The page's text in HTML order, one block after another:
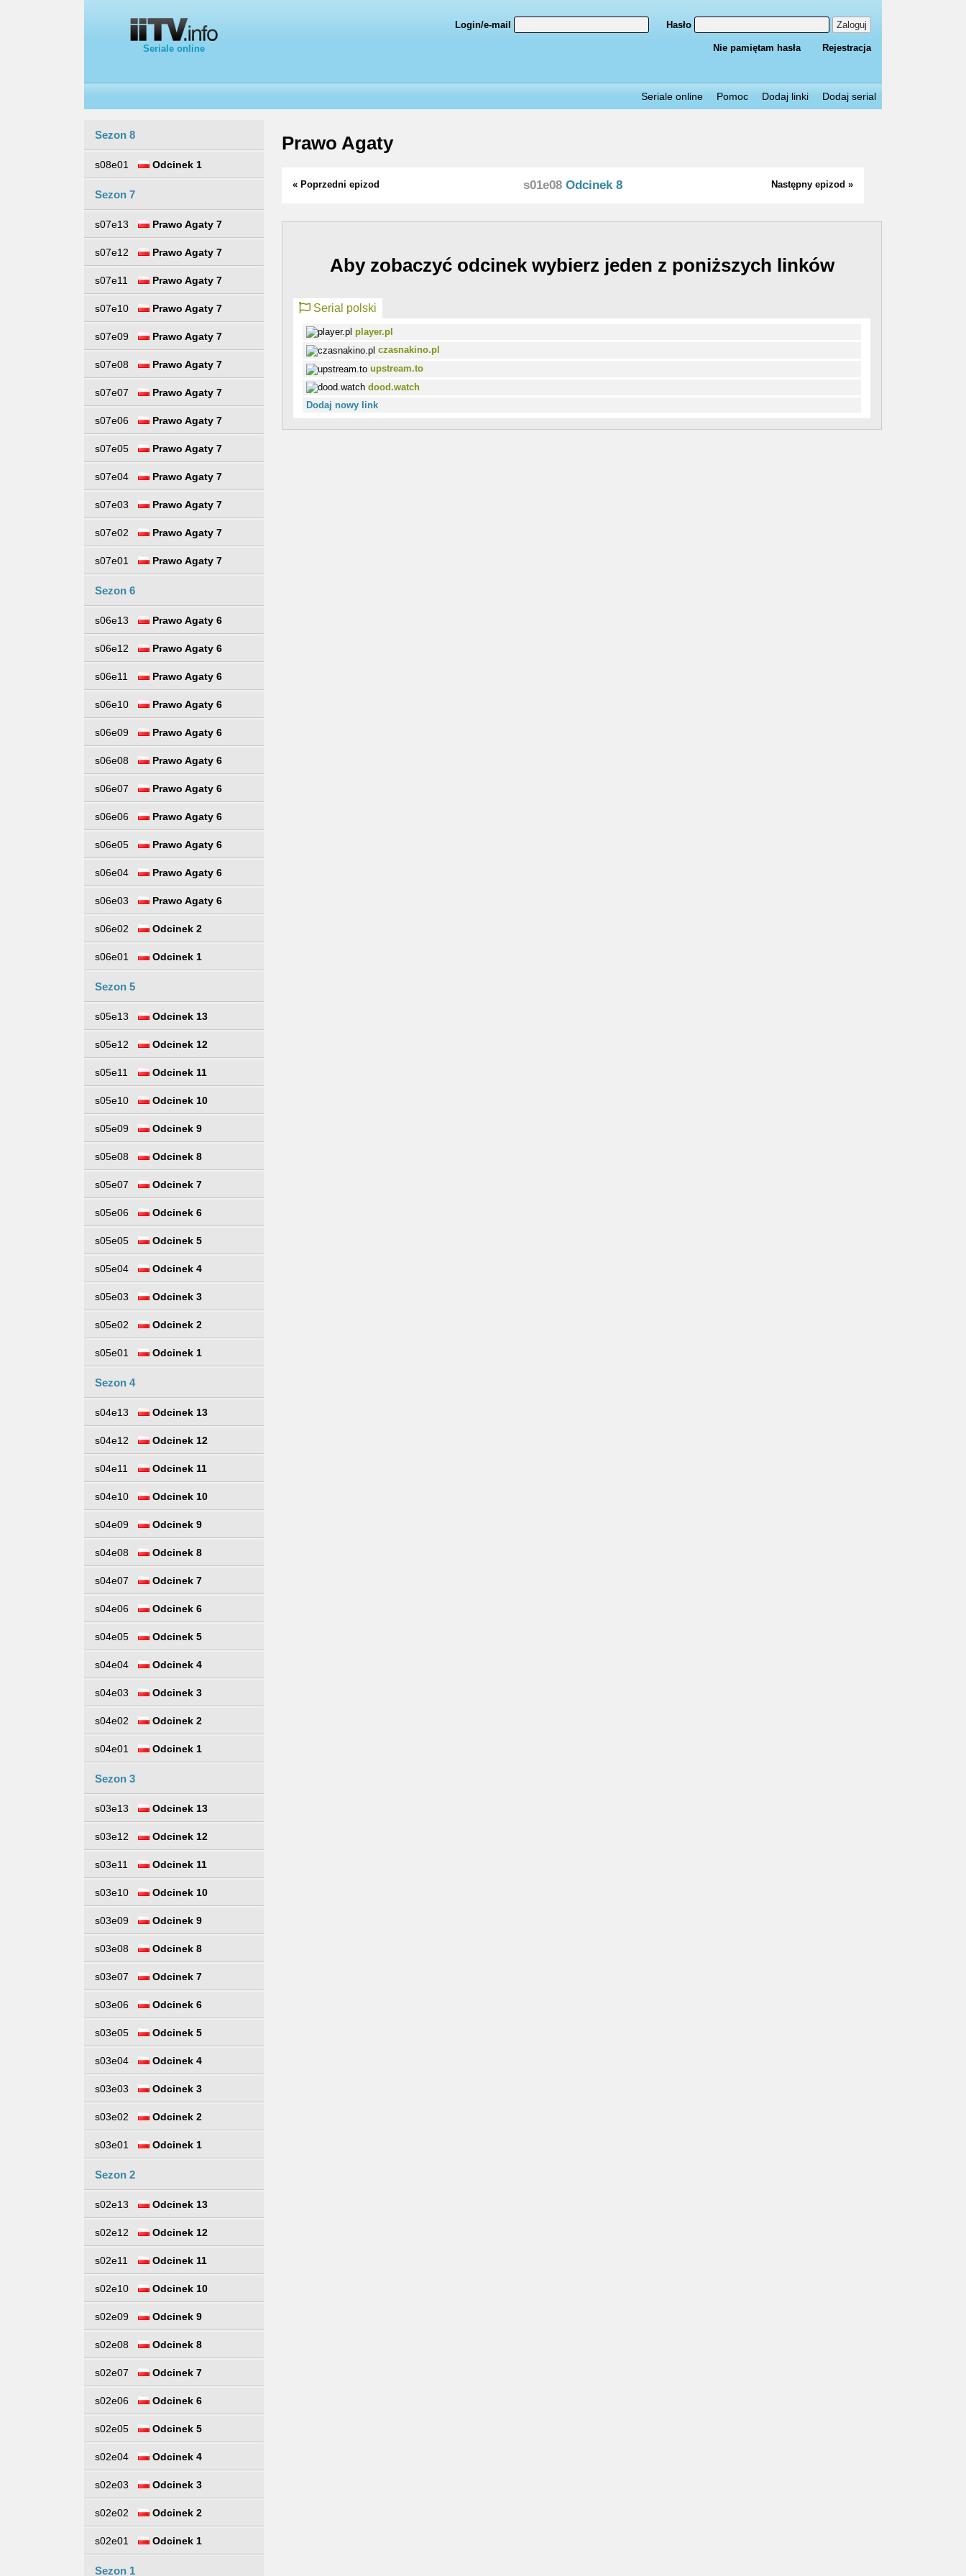
Seriale online
Login/e-mail Hasło Zaloguj
Nie pamiętam hasła Rejestracja
Seriale online Pomoc Dodaj linki Dodaj serial
Sezon 8
s08e01 Odcinek 1
Sezon 7
s07e13 Prawo Agaty 7
s07e12 Prawo Agaty 7
s07e11 Prawo Agaty 7
s07e10 Prawo Agaty 7
s07e09 Prawo Agaty 7
s07e08 Prawo Agaty 7
s07e07 Prawo Agaty 7
s07e06 Prawo Agaty 7
s07e05 Prawo Agaty 7
s07e04 Prawo Agaty 7
s07e03 Prawo Agaty 7
s07e02 Prawo Agaty 7
s07e01 Prawo Agaty 7
Sezon 6
s06e13 Prawo Agaty 6
s06e12 Prawo Agaty 6
s06e11 Prawo Agaty 6
s06e10 Prawo Agaty 6
s06e09 Prawo Agaty 6
s06e08 Prawo Agaty 6
s06e07 Prawo Agaty 6
s06e06 Prawo Agaty 6
s06e05 Prawo Agaty 6
s06e04 Prawo Agaty 6
s06e03 Prawo Agaty 6
s06e02 Odcinek 2
s06e01 Odcinek 1
Sezon 5
s05e13 Odcinek 13
s05e12 Odcinek 12
s05e11 Odcinek 11
s05e10 Odcinek 10
s05e09 Odcinek 9
s05e08 Odcinek 8
s05e07 Odcinek 7
s05e06 Odcinek 6
s05e05 Odcinek 5
s05e04 Odcinek 4
s05e03 Odcinek 3
s05e02 Odcinek 2
s05e01 Odcinek 1
Sezon 4
s04e13 Odcinek 13
s04e12 Odcinek 12
s04e11 Odcinek 11
s04e10 Odcinek 10
s04e09 Odcinek 9
s04e08 Odcinek 8
s04e07 Odcinek 7
s04e06 Odcinek 6
s04e05 Odcinek 5
s04e04 Odcinek 4
s04e03 Odcinek 3
s04e02 Odcinek 2
s04e01 Odcinek 1
Sezon 3
s03e13 Odcinek 13
s03e12 Odcinek 12
s03e11 Odcinek 11
s03e10 Odcinek 10
s03e09 Odcinek 9
s03e08 Odcinek 8
s03e07 Odcinek 7
s03e06 Odcinek 6
s03e05 Odcinek 5
s03e04 Odcinek 4
s03e03 Odcinek 3
s03e02 Odcinek 2
s03e01 Odcinek 1
Sezon 2
s02e13 Odcinek 13
s02e12 Odcinek 12
s02e11 Odcinek 11
s02e10 Odcinek 10
s02e09 Odcinek 9
s02e08 Odcinek 8
s02e07 Odcinek 7
s02e06 Odcinek 6
s02e05 Odcinek 5
s02e04 Odcinek 4
s02e03 Odcinek 3
s02e02 Odcinek 2
s02e01 Odcinek 1
Sezon 1
Prawo Agaty
« Poprzedni epizod Następny epizod »
s01e08 Odcinek 8
Aby zobaczyć odcinek wybierz jeden z poniższych linków
Serial polski
player.pl
czasnakino.pl
upstream.to
dood.watch
Dodaj nowy link